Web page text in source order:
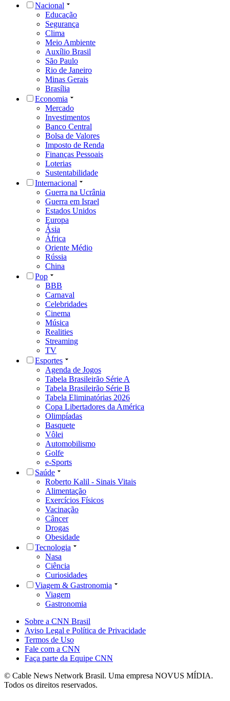
Nacional
Educação
Segurança
Clima
Meio Ambiente
Auxílio Brasil
São Paulo
Rio de Janeiro
Minas Gerais
Brasília
Economia
Mercado
Investimentos
Banco Central
Bolsa de Valores
Imposto de Renda
Finanças Pessoais
Loterias
Sustentabilidade
Internacional
Guerra na Ucrânia
Guerra em Israel
Estados Unidos
Europa
Ásia
África
Oriente Médio
Rússia
China
Pop
BBB
Carnaval
Celebridades
Cinema
Música
Realities
Streaming
TV
Esportes
Agenda de Jogos
Tabela Brasileirão Série A
Tabela Brasileirão Série B
Tabela Eliminatórias 2026
Copa Libertadores da América
Olimpíadas
Basquete
Vôlei
Automobilismo
Golfe
e-Sports
Saúde
Roberto Kalil - Sinais Vitais
Alimentação
Exercícios Físicos
Vacinação
Câncer
Drogas
Obesidade
Tecnologia
Nasa
Ciência
Curiosidades
Viagem & Gastronomia
Viagem
Gastronomia
Sobre a CNN Brasil
Aviso Legal e Política de Privacidade
Termos de Uso
Fale com a CNN
Faça parte da Equipe CNN
© Cable News Network Brasil. Uma empresa NOVUS MÍDIA.
Todos os direitos reservados.